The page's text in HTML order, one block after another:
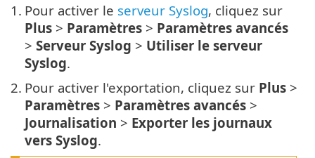
1. Pour activer le serveur Syslog, cliquez sur
Plus > Paramètres > Paramètres avancés
> Serveur Syslog > Utiliser le serveur
Syslog.
2. Pour activer l'exportation, cliquez sur Plus >
Paramètres > Paramètres avancés >
Journalisation > Exporter les journaux
vers Syslog.